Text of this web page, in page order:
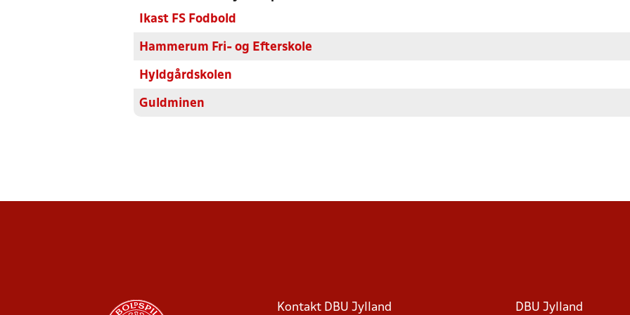
Ikast FS Fodbold
Hammerum Fri- og Efterskole
Hyldgårdskolen
Guldminen
Kontakt DBU Jylland DBU Jylland